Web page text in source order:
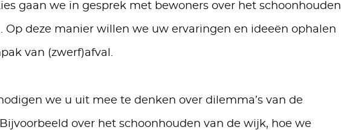
gaan we in gesprek met bewoners over het schoonhouden
Op deze manier willen we uw ervaringen en ideeën ophalen
van (zwerf)afval.
we u uit mee te denken over dilemma’s van de
over het schoonhouden van de wijk, hoe we